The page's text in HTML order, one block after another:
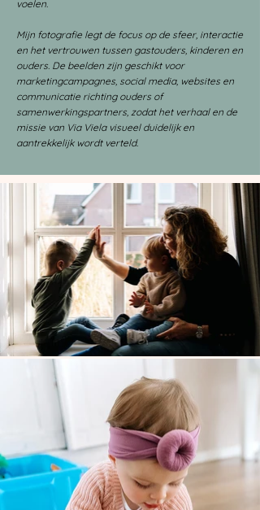
voelen.
Mijn fotografie legt de focus op de sfeer, interactie
en het vertrouwen tussen gastouders, kinderen en
ouders. De beelden zijn geschikt voor
marketingcampagnes, social media, websites en
communicatie richting ouders of
samenwerkingspartners, zodat het verhaal en de
missie van Via Viela visueel duidelijk en
aantrekkelijk wordt verteld.